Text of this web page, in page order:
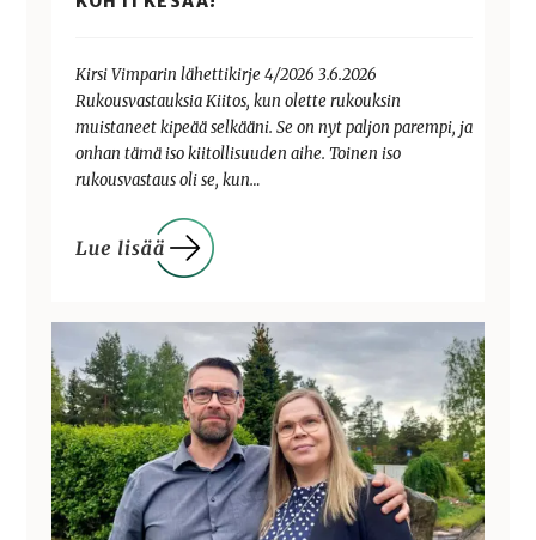
Kirsi Vimparin lähettikirje 4/2026 3.6.2026
Rukousvastauksia Kiitos, kun olette rukouksin
muistaneet kipeää selkääni. Se on nyt paljon parempi, ja
onhan tämä iso kiitollisuuden aihe. Toinen iso
rukousvastaus oli se, kun…